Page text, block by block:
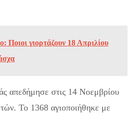
Ποιοι γιορτάζουν 18 Απριλίου
απεδήμησε στις 14 Νοεμβρίου
Το 1368 αγιοποιήθηκε με